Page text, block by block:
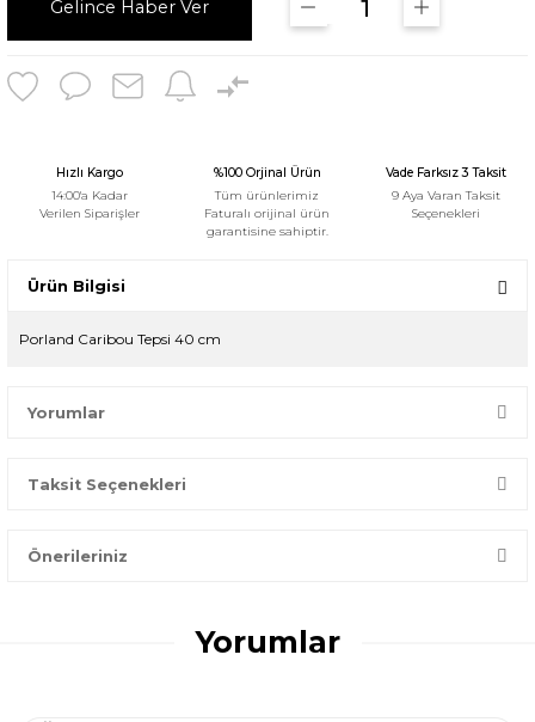
Gelince Haber Ver
Hızlı Kargo
14:00'a Kadar
Verilen Siparişler
%100 Orjinal Ürün
Tüm ürünlerimiz
Faturalı orijinal ürün
garantisine sahiptir.
Vade Farksız 3 Taksit
9 Aya Varan Taksit
Seçenekleri
Ürün Bilgisi
Porland Caribou Tepsi 40 cm
Yorumlar
Bir dakikanızı ayırın, yorumunuzla başkalarının doğru seçim
Taksit Seçenekleri
Önerileriniz
konularda yetersiz gördüğünüz noktaları öneri formunu
kullanarak tarafımıza iletebilirsiniz.
Yorumlar